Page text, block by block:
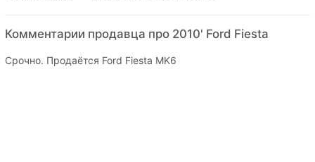
Комментарии продавца про 2010' Ford Fiesta
Срочно. Продаётся Ford Fiesta MK6